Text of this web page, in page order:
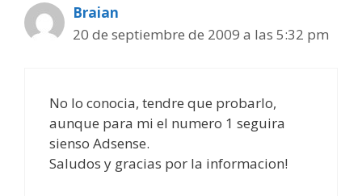
Braian
20 de septiembre de 2009 a las 5:32 pm
No lo conocia, tendre que probarlo,
aunque para mi el numero 1 seguira
sienso Adsense.
Saludos y gracias por la informacion!